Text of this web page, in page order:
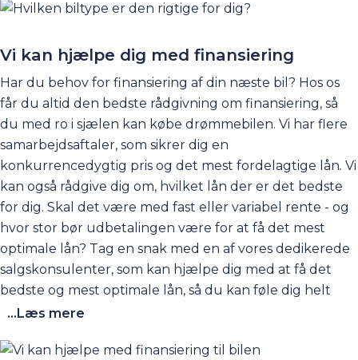
Vi kan hjælpe dig med finansiering
Har du behov for finansiering af din næste bil? Hos os
får du altid den bedste rådgivning om finansiering, så
du med ro i sjælen kan købe drømmebilen. Vi har flere
samarbejdsaftaler, som sikrer dig en
konkurrencedygtig pris og det mest fordelagtige lån. Vi
kan også rådgive dig om, hvilket lån der er det bedste
for dig. Skal det være med fast eller variabel rente - og
hvor stor bør udbetalingen være for at få det mest
optimale lån? Tag en snak med en af vores dedikerede
salgskonsulenter, som kan hjælpe dig med at få det
bedste og mest optimale lån, så du kan føle dig helt
tryg ved din biløkonomi. Du kan starte med at tage et
omfattendefinansieringsguide. Her kan du læse alt om,
...Læs mere